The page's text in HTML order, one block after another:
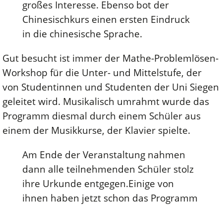
großes Interesse. Ebenso bot der
Chinesischkurs einen ersten Eindruck
in die chinesische Sprache.
Gut besucht ist immer der Mathe-Problemlösen-
Workshop für die Unter- und Mittelstufe, der
von Studentinnen und Studenten der Uni Siegen
geleitet wird. Musikalisch umrahmt wurde das
Programm diesmal durch einem Schüler aus
einem der Musikkurse, der Klavier spielte.
Am Ende der Veranstaltung nahmen
dann alle teilnehmenden Schüler stolz
ihre Urkunde entgegen.Einige von
ihnen haben jetzt schon das Programm